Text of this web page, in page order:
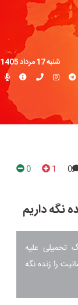
شنبه 17 مرداد 1405
0
1
0
نگه داریم
تحمیلی علیه
را زنده نگه